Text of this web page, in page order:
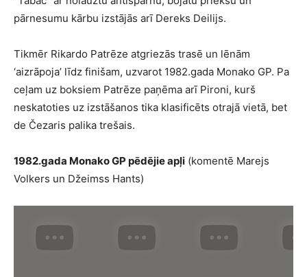
pārnesumu kārbu izstājās arī Dereks Deilijs.
Tikmēr Rikardo Patrēze atgriezās trasē un lēnām
‘aizrāpoja’ līdz finišam, uzvarot 1982.gada Monako GP. Pa
ceļam uz boksiem Patrēze paņēma arī Pironi, kurš
neskatoties uz izstāšanos tika klasificēts otrajā vietā, bet
de Čezaris palika trešais.
1982.gada Monako GP pēdējie apļi (komentē Marejs
Volkers un Džeimss Hants)